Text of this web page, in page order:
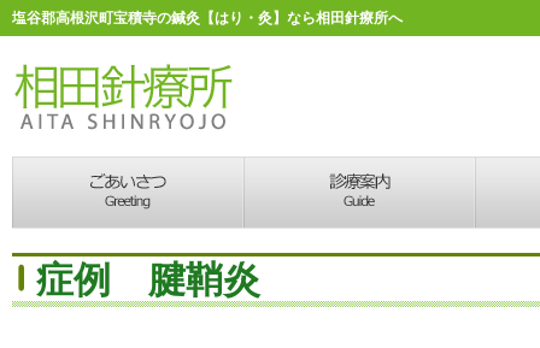
塩谷郡高根沢町宝積寺の鍼灸【はり・灸】なら相田針療所へ
症例 腱鞘炎